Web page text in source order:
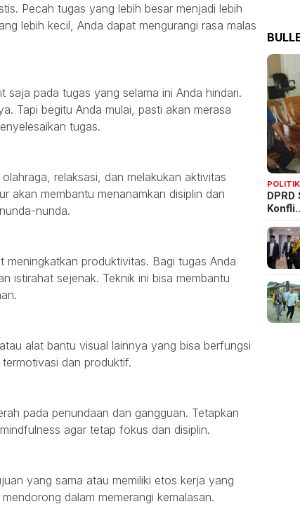
Pecah tugas yang lebih besar menjadi lebih
lebih kecil, Anda dapat mengurangi rasa malas
saja pada tugas yang selama ini Anda hindari.
Tapi begitu Anda mulai, pasti akan merasa
tugas.
relaksasi, dan melakukan aktivitas
akan membantu menanamkan disiplin dan
nunda.
produktivitas. Bagi tugas Anda
istirahat sejenak. Teknik ini bisa membantu
alat bantu visual lainnya yang bisa berfungsi
dan produktif.
pada penundaan dan gangguan. Tetapkan
agar tetap fokus dan disiplin.
yang sama atau memiliki etos kerja yang
dalam memerangi kemalasan.
POLITIK